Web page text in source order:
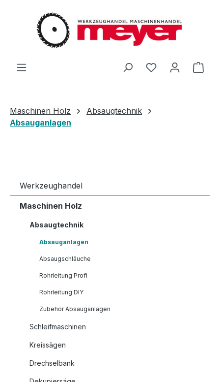
Zum Hauptinhalt springen
Du hast 0
Maschinen Holz
Absaugtechnik
Absauganlagen
Werkzeughandel
Maschinen Holz
Absaugtechnik
Absauganlagen
Absaugschläuche
Rohrleitung Profi
Rohrleitung DIY
Zubehör Absauganlagen
Schleifmaschinen
Kreissägen
Drechselbank